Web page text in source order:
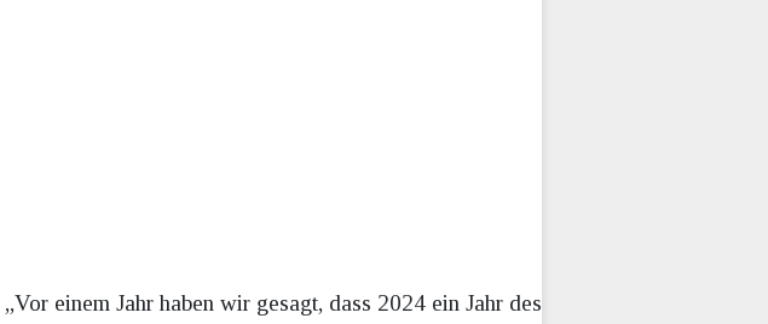
einem Jahr haben wir gesagt, dass 2024 ein Jahr des